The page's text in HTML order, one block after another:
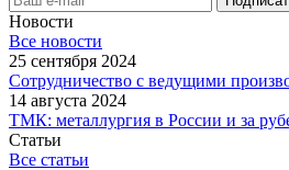
Новости
Все новости
25 сентября 2024
Сотрудничество с ведущими
14 августа 2024
ТМК: металлургия в России и за
Статьи
Все статьи